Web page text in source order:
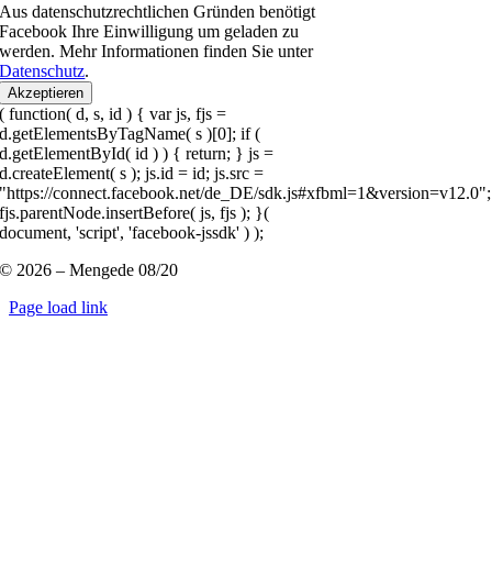
Aus datenschutzrechtlichen Gründen benötigt
Facebook Ihre Einwilligung um geladen zu
werden. Mehr Informationen finden Sie unter
Datenschutz.
Akzeptieren
( function( d, s, id ) { var js, fjs =
d.getElementsByTagName( s )[0]; if (
d.getElementById( id ) ) { return; } js =
d.createElement( s ); js.id = id; js.src =
"https://connect.facebook.net/de_DE/sdk.js#xfbml=1&version=v12.0";
fjs.parentNode.insertBefore( js, fjs ); }(
document, 'script', 'facebook-jssdk' ) );
© 2026 – Mengede 08/20
Page load link